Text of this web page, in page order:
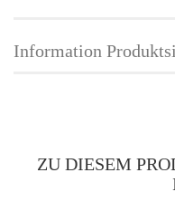
Information
ZU DIESEM